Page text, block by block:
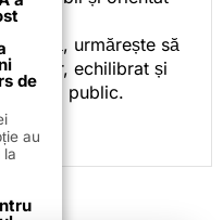
urmărește să
clar, echilibrat și
public.
de
au
la